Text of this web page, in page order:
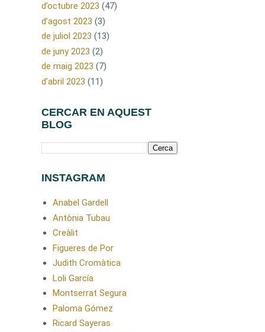
d’octubre 2023 (47)
d’agost 2023 (3)
de juliol 2023 (13)
de juny 2023 (2)
de maig 2023 (7)
d’abril 2023 (11)
CERCAR EN AQUEST
BLOG
INSTAGRAM
Anabel Gardell
Antònia Tubau
Creàlit
Figueres de Por
Judith Cromàtica
Loli García
Montserrat Segura
Paloma Gómez
Ricard Sayeras